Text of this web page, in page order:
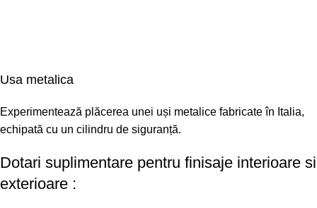
Dotari suplimentare pentru finisaje interioare si
exterioare :
Usa metalica
Experimentează plăcerea unei uși metalice fabricate în Italia,
echipată cu un cilindru de siguranță.